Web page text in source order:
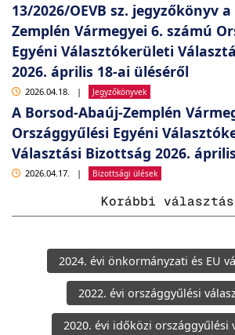
13/2026/OEVB sz. jegyzőkönyv
Zemplén Vármegyei 6. számú
Egyéni Választókerületi
2026. április 18-ai üléséről
2026.04.18. | Jegyzőkönyvek
A Borsod-Abaúj-Zemplén
Országgyűlési Egyéni
Választási Bizottság 2026.
2026.04.17. | Bizottsági ülések
Korábbi
2024. évi önkormányzati és EU
2022. évi országgyűlési
2020. évi időközi országgyűlési